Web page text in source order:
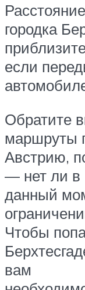
городка
если
Обратите
маршруты
Австрию,
— нет ли в
данный
Чтобы
вам